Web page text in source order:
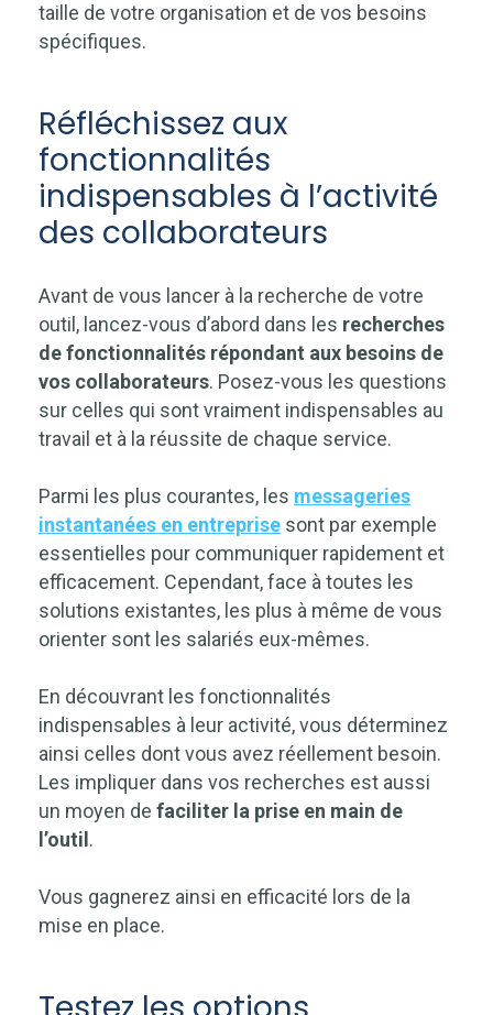
taille de votre organisation et de vos besoins
spécifiques.
Réfléchissez aux
fonctionnalités
indispensables à l’activité
des collaborateurs
Avant de vous lancer à la recherche de votre
outil, lancez-vous d’abord dans les recherches
de fonctionnalités répondant aux besoins de
vos collaborateurs. Posez-vous les questions
sur celles qui sont vraiment indispensables au
travail et à la réussite de chaque service.
Parmi les plus courantes, les messageries
instantanées en entreprise sont par exemple
essentielles pour communiquer rapidement et
efficacement. Cependant, face à toutes les
solutions existantes, les plus à même de vous
orienter sont les salariés eux-mêmes.
En découvrant les fonctionnalités
indispensables à leur activité, vous déterminez
ainsi celles dont vous avez réellement besoin.
Les impliquer dans vos recherches est aussi
un moyen de faciliter la prise en main de
l’outil .
Vous gagnerez ainsi en efficacité lors de la
mise en place.